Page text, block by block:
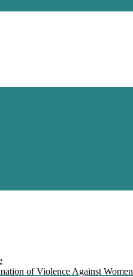
of Violence Against Women